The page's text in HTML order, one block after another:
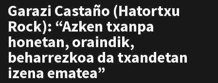
Garazi Castaño (Hatortxu
Rock): “Azken txanpa
honetan, oraindik,
beharrezkoa da txandetan
izena ematea”